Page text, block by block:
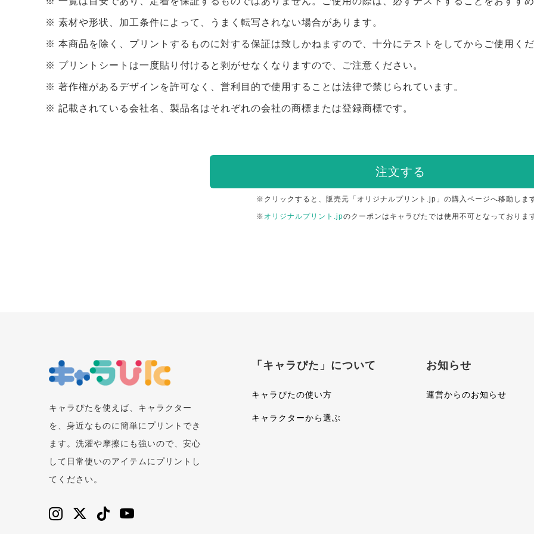
素材や形状、加工条件によって、うまく転写されない場合があります。
本商品を除く、プリントするものに対する保証は致しかねますので、十分にテストをしてからご使用くだ
プリントシートは一度貼り付けると剥がせなくなりますので、ご注意ください。
著作権があるデザインを許可なく、営利目的で使用することは法律で禁じられています。
記載されている会社名、製品名はそれぞれの会社の商標または登録商標です。
注文する
※クリックすると、販売元「オリジナルプリント.jp」の購入ページへ移動しま
※ オリジナルプリント.jpのクーポンはキャラぴたでは使用不可となっておりま
キャラぴたを使えば、キャラクター
を、身近なものに簡単にプリントでき
ます。洗濯や摩擦にも強いので、安心
して日常使いのアイテムにプリントし
てください。
「キャラぴた」について
キャラぴたの使い方
キャラクターから選ぶ
お知らせ
運営からのお知らせ